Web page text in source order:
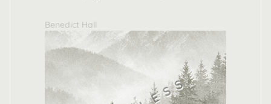
Benedict Hall